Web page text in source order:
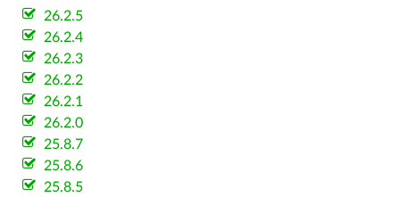
26.2.5
26.2.4
26.2.3
26.2.2
26.2.1
26.2.0
25.8.7
25.8.6
25.8.5